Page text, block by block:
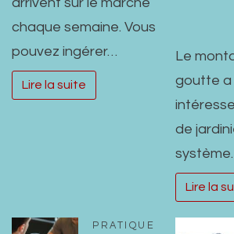
chaque semaine. Vous
pouvez ingérer…
Lire la suite
Le
goutte
de
Lire la
PRATIQUE